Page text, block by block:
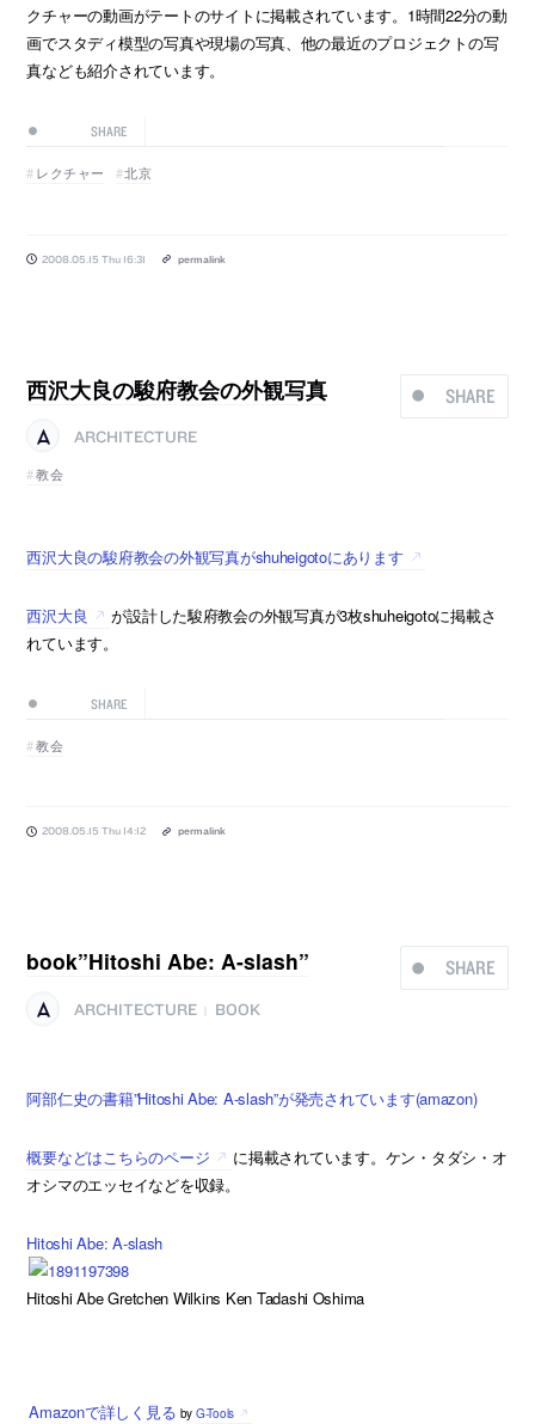
クチャーの動画がテートのサイトに掲載されています。1時間22分の動
画でスタディ模型の写真や現場の写真、他の最近のプロジェクトの写
真なども紹介されています。
SHARE
レクチャー 北京
2008.05.15 Thu 16:31 permalink
SHARE
西沢大良の駿府教会の外観写真
ARCHITECTURE
教会
西沢大良の駿府教会の外観写真がshuheigotoにあります
西沢大良
が設計した駿府教会の外観写真が3枚shuheigotoに掲載さ
れています。
SHARE
教会
2008.05.15 Thu 14:12 permalink
SHARE
book”Hitoshi Abe: A-slash”
ARCHITECTURE BOOK
阿部仁史の書籍”Hitoshi Abe: A-slash”が発売されています(amazon)
概要などはこちらのページ
に掲載されています。ケン・タダシ・オ
オシマのエッセイなどを収録。
Hitoshi Abe: A-slash
Hitoshi Abe Gretchen Wilkins Ken Tadashi Oshima
Amazonで詳しく見る by G-Tools